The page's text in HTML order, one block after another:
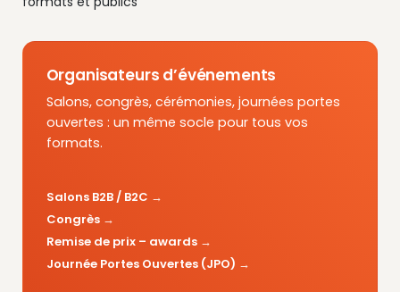
Organisateurs d’événements
Salons, congrès, cérémonies, journées portes
ouvertes : un même socle pour tous vos
formats.
Salons B2B / B2C
Congrès
Remise de prix – awards
Journée Portes Ouvertes (JPO)